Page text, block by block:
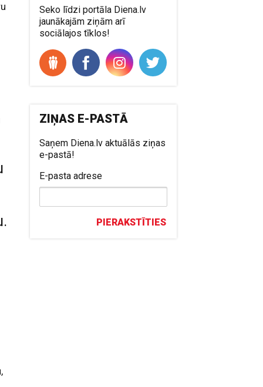
Seko līdzi portāla Diena.lv
jaunākajām ziņām arī
sociālajos tīklos!
ZIŅAS E-PASTĀ
Saņem Diena.lv aktuālās ziņas
e-pastā!
E-pasta adrese
PIERAKSTĪTIES